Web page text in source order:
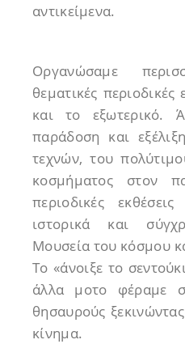
αντικείμενα.
Οργανώσαμε
θεματικές
και το εξωτερικό.
παράδοση και
τεχνών, του
κοσμήματος στον
περιοδικές
ιστορικά και
Μουσεία του κόσμου
Το «άνοιξε το
άλλα μοτο φέραμε
θησαυρούς
κίνημα.